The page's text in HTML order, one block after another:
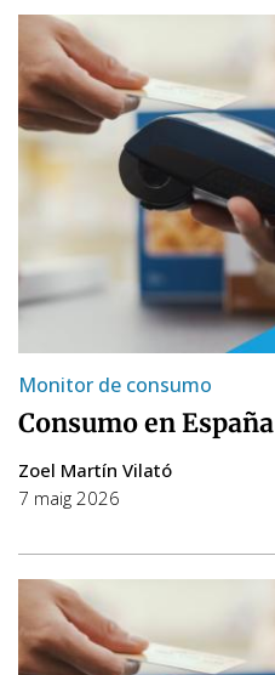
Monitor de consumo
Consumo en España
Zoel Martín Vilató
7 maig 2026